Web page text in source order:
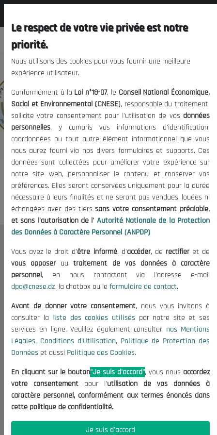
Forum pas encore disponible.
Le CNESE
A Propos
Le président
Organisation
Publications
Informations utiles
Appels d'offres et Consultations
Conditions d'Utilisation
Politique de Protection des Données
Politique des Cookies
Nous Contacter
Le respect de votre vie privée est notre
priorité.
Nous utilisons des cookies pour vous fournir une meilleure
expérience utilisateur.
Conformément à la Loi n°18-07, le Conseil National Économique,
Social et Environnemental (CNESE), responsable du traitement,
sollicite votre consentement pour l'utilisation de vos données
personnelles, y compris vos informations d'identification,
coordonnées ou tout autre élément informationnel que vous
nous aurez fourni via nos divers formulaires et supports. Ces
données sont collectées pour améliorer votre expérience sur
notre site web, personnaliser le contenu et conserver vos
préférences. Elles seront conservées uniquement pour la durée
nécessaire à leurs finalités et ne seront pas vendues, louées ni
échangées avec des tierssans votre consentement préalable,
et sans l'autorisation de l' Autorité Nationale de la Protection
des Données à Caractère Personnel (ANPDP)
Vous avez le droit d'être informé, d'accéder, de rectifieret de
vous opposerautraitement de vos données à caractère
personnel, en nous contactant via l'adresse e-mail
dpo@cnese.dz, la chatbox ou le formulaire de contact.
Avant de donner votre consentement, nous vous invitons à
consulter la liste des cookies utilisés par notre site et ses
services en ligne. Veuillez également consulter nos Mentions
Légales, Conditions d'Utilisation, Politique de Protection des
Données et aussi Politique des Cookies.
En cliquant sur le bouton"Je suis d'accord", vous nous accordez
votre consentement pour l'utilisation de vos données à
caractère personnel, conformément aux termes énoncés dans
cette politique de confidentialité.
Je suis d'accord